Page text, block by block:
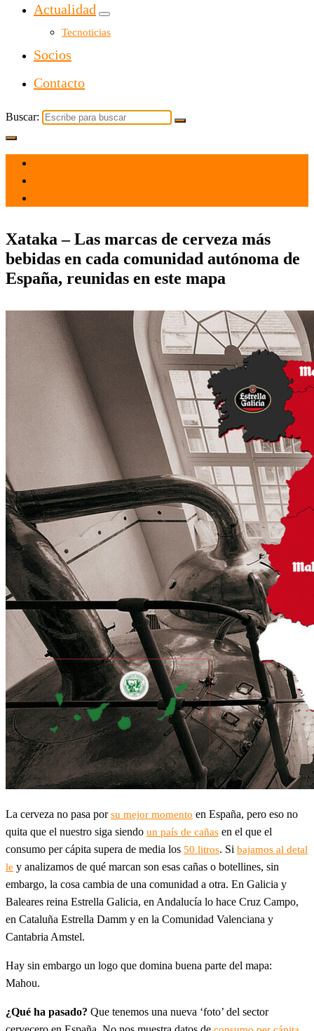
Actualidad
Tecnoticias
Socios
Contacto
Buscar:
Xataka – Las marcas de cerveza más
bebidas en cada comunidad autónoma de
España, reunidas en este mapa
La cerveza no pasa porsu mejor momento en España, pero eso no
quita que el nuestro siga siendo un país de cañas en el que el
consumo per cápita supera de media los 50 litros. Si bajamos al detal
le y analizamos de qué marcan son esas cañas o botellines, sin
embargo, la cosa cambia de una comunidad a otra. En Galicia y
Baleares reina Estrella Galicia, en Andalucía lo hace Cruz Campo,
en Cataluña Estrella Damm y en la Comunidad Valenciana y
Cantabria Amstel.
Hay sin embargo un logo que domina buena parte del mapa:
Mahou.
¿Qué ha pasado? Que tenemos una nueva ‘foto’ del sector